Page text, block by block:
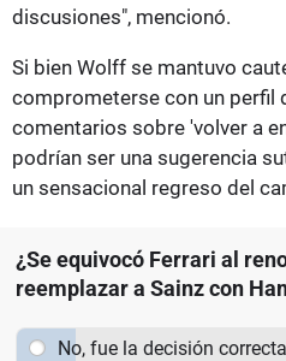
discusiones", mencionó.
Si bien Wolff se mantuvo
comprometerse con un perfil
comentarios sobre 'volver a
podrían ser una sugerencia
un sensacional regreso del
¿Se equivocó Ferrari al
reemplazar a Sainz con
No, fue la decisión correcta